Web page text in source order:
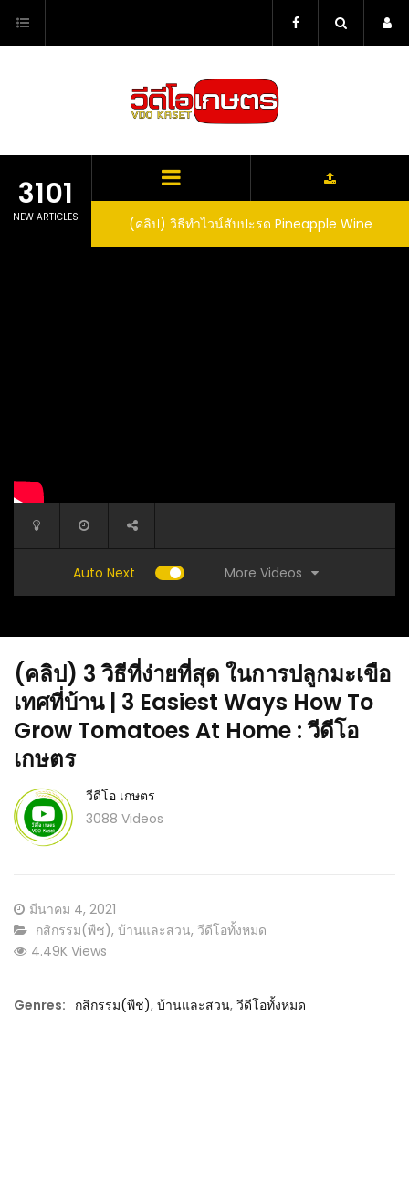
content
3101
NEW ARTICLES
ปในถัง จะได้ผล
expect that
(คลิป) วิธีทำไวน์สับปะรด Pineapple Wine
Auto Next More Videos
วัน
แบบบ้าน – บ้านแนวโมเดิร์นงบ 270,000 บาท 2
ห้องนอน 1 ห้องน้ำ และห้องรับแขก : วีดีโอ เกษตร
(คลิป) 3 วิธีที่ง่ายที่สุด ในการปลูกมะเขือ
เทศที่บ้าน | 3 Easiest Ways How To
Grow Tomatoes At Home : วีดีโอ
เกษตร
วีดีโอ เกษตร
3088 Videos
Posted
on
มีนาคม 4, 2021
CATEGORY:
กสิกรรม(พืช), บ้านและสวน, วีดีโอทั้งหมด
4.49K Views
Genres: กสิกรรม(พืช), บ้านและสวน, วีดีโอทั้งหมด